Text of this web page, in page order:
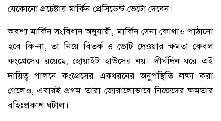
যেকোনো প্রচেষ্টায় মার্কিন প্রেসিডেন্ট ভেটো দেবেন।
অবশ্য মার্কিন সংবিধান অনুযায়ী, মার্কিন সেনা কোথাও পাঠানো
হবে কি-না, তা নিয়ে বিতর্ক ও ভোট দেওয়ার ক্ষমতা কেবল
কংগ্রেসের রয়েছে, হোয়াইট হাউসের নয়। দীর্ঘদিন ধরে এই
দায়িত্ব পালনে কংগ্রেসের একধরনের অনুপস্থিতি লক্ষ্য করা
গেলেও, এবারই প্রথম তারা জোরালোভাবে নিজেদের ক্ষমতার
বহিঃপ্রকাশ ঘটাল।